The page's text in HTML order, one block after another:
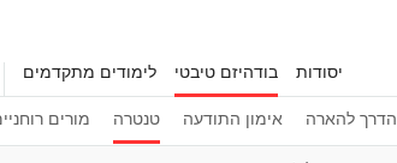
יסודות בודהיזם טיבטי
הדרך להארה אימון התודעה טנטרה מורים
לימודים מתקדמים